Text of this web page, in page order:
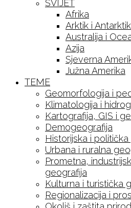
SVIJET
Afrika
Arktik i
Australija i
Azija
Sjeverna
Južna Amerika
TEME
Geomorfologija i
Klimatologija i
Kartografija, GIS i
Demogeografija
Historijska i
Urbana i ruralna
Prometna,
geografija
Kulturna i turistička
Regionalizacija i